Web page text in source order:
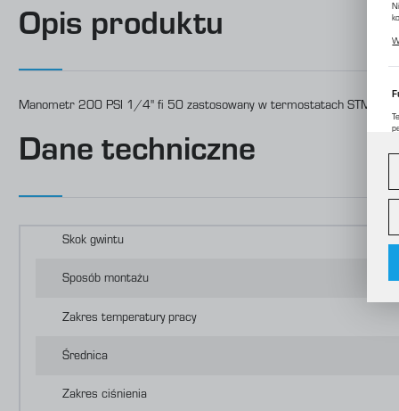
Opis produktu
Manometr 200 PSI 1/4'' fi 50 zastosowany w termostatach STM-PW
Dane techniczne
Skok gwintu
Sposób montażu
Zakres temperatury pracy
Średnica
Zakres ciśnienia